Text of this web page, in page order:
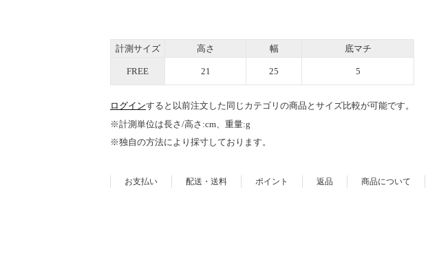
計測サイズ
FREE
高さ 幅 底マチ
21 25 5
ログインすると以前注文した同じカテゴリの商品とサイズ比較が可能です。
※計測単位は長さ/高さ:cm、重量:g
※独自の方法により採寸しております。
お支払い 配送・送料 ポイント 返品 商品について